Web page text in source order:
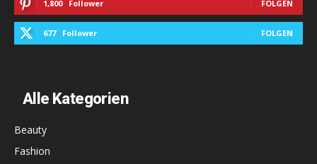
1,800 Follower FOLGEN
677 Follower FOLGEN
Alle Kategorien
Beauty
Fashion